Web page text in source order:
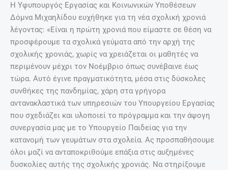
Η Υφυπουργός Εργασίας και Κοινωνικών Υποθέσεων
Δόμνα Μιχαηλίδου ευχήθηκε για τη νέα σχολική χρονιά
λέγοντας: «Eίναι η πρώτη χρονιά που είμαστε σε θέση να
προσφέρουμε τα σχολικά γεύματα από την αρχή της
σχολικής χρονιάς, χωρίς να χρειάζεται οι μαθητές να
περιμένουν μέχρι τον Νοέμβριο όπως συνέβαινε έως
τώρα. Αυτό έγινε πραγματικότητα, μέσα στις δύσκολες
συνθήκες της πανδημίας, χάρη στα γρήγορα
αντανακλαστικά των υπηρεσιών του Υπουργείου Εργασίας
που σχεδιάζει και υλοποιεί το πρόγραμμα και την άψογη
συνεργασία μας με το Υπουργείο Παιδείας για την
κατανομή των γευμάτων στα σχολεία. Ας προσπαθήσουμε
όλοι μαζί να ανταποκριθούμε επάξια στις αυξημένες
δυσκολίες αυτής της σχολικής χρονιάς. Να στηρίξουμε